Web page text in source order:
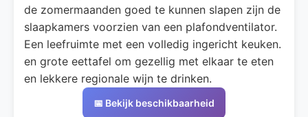
de zomermaanden goed te kunnen slapen zijn de
slaapkamers voorzien van een plafondventilator.
Een leefruimte met een volledig ingericht keuken.
en grote eettafel om gezellig met elkaar te eten
en lekkere regionale wijn te drinken.
📅 Bekijk beschikbaarheid